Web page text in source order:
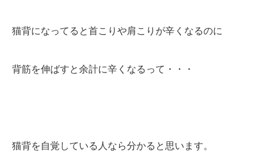
猫背になってると首こりや肩こりが辛くなるのに
背筋を伸ばすと余計に辛くなるって・・・
猫背を自覚している人なら分かると思います。